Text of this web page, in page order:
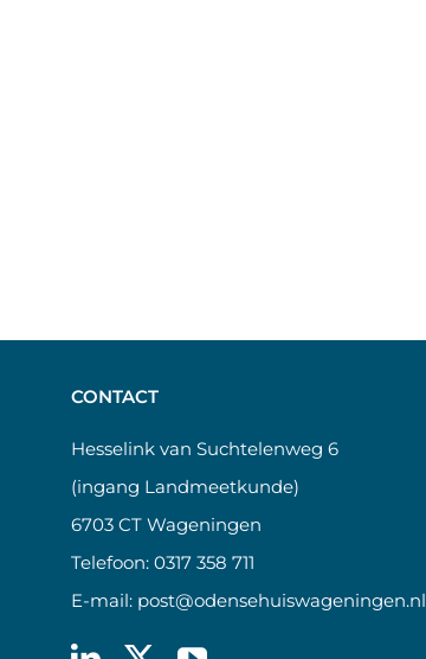
CONTACT
Hesselink van Suchtelenweg 6
(ingang Landmeetkunde)
6703 CT Wageningen
Telefoon: 0317 358 711
E-mail: post@odensehuiswageningen.nl